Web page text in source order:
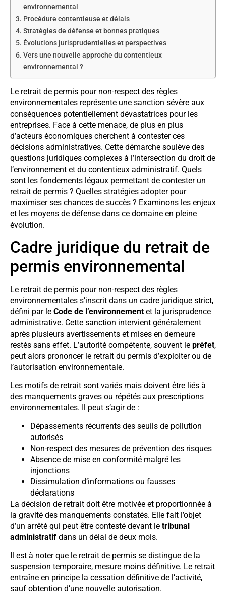
environnemental
Procédure contentieuse et délais
Stratégies de défense et bonnes pratiques
Évolutions jurisprudentielles et perspectives
Vers une nouvelle approche du contentieux
environnemental ?
Le retrait de permis pour non-respect des règles
environnementales représente une sanction sévère aux
conséquences potentiellement dévastatrices pour les
entreprises. Face à cette menace, de plus en plus
d’acteurs économiques cherchent à contester ces
décisions administratives. Cette démarche soulève des
questions juridiques complexes à l’intersection du droit de
l’environnement et du contentieux administratif. Quels
sont les fondements légaux permettant de contester un
retrait de permis ? Quelles stratégies adopter pour
maximiser ses chances de succès ? Examinons les enjeux
et les moyens de défense dans ce domaine en pleine
évolution.
Cadre juridique du retrait de
permis environnemental
Le retrait de permis pour non-respect des règles
environnementales s’inscrit dans un cadre juridique strict,
défini par le Code de l’environnement et la jurisprudence
administrative. Cette sanction intervient généralement
après plusieurs avertissements et mises en demeure
restés sans effet. L’autorité compétente, souvent le préfet,
peut alors prononcer le retrait du permis d’exploiter ou de
l’autorisation environnementale.
Les motifs de retrait sont variés mais doivent être liés à
des manquements graves ou répétés aux prescriptions
environnementales. Il peut s’agir de :
Dépassements récurrents des seuils de pollution
autorisés
Non-respect des mesures de prévention des risques
Absence de mise en conformité malgré les
injonctions
Dissimulation d’informations ou fausses
déclarations
La décision de retrait doit être motivée et proportionnée à
la gravité des manquements constatés. Elle fait l’objet
d’un arrêté qui peut être contesté devant le tribunal
administratif dans un délai de deux mois.
Il est à noter que le retrait de permis se distingue de la
suspension temporaire, mesure moins définitive. Le retrait
entraîne en principe la cessation définitive de l’activité,
sauf obtention d’une nouvelle autorisation.